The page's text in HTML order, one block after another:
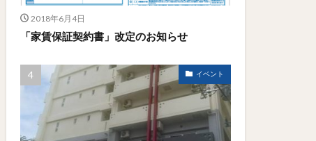
2018年6月4日
「家賃保証契約書」改定のお知らせ
イベント